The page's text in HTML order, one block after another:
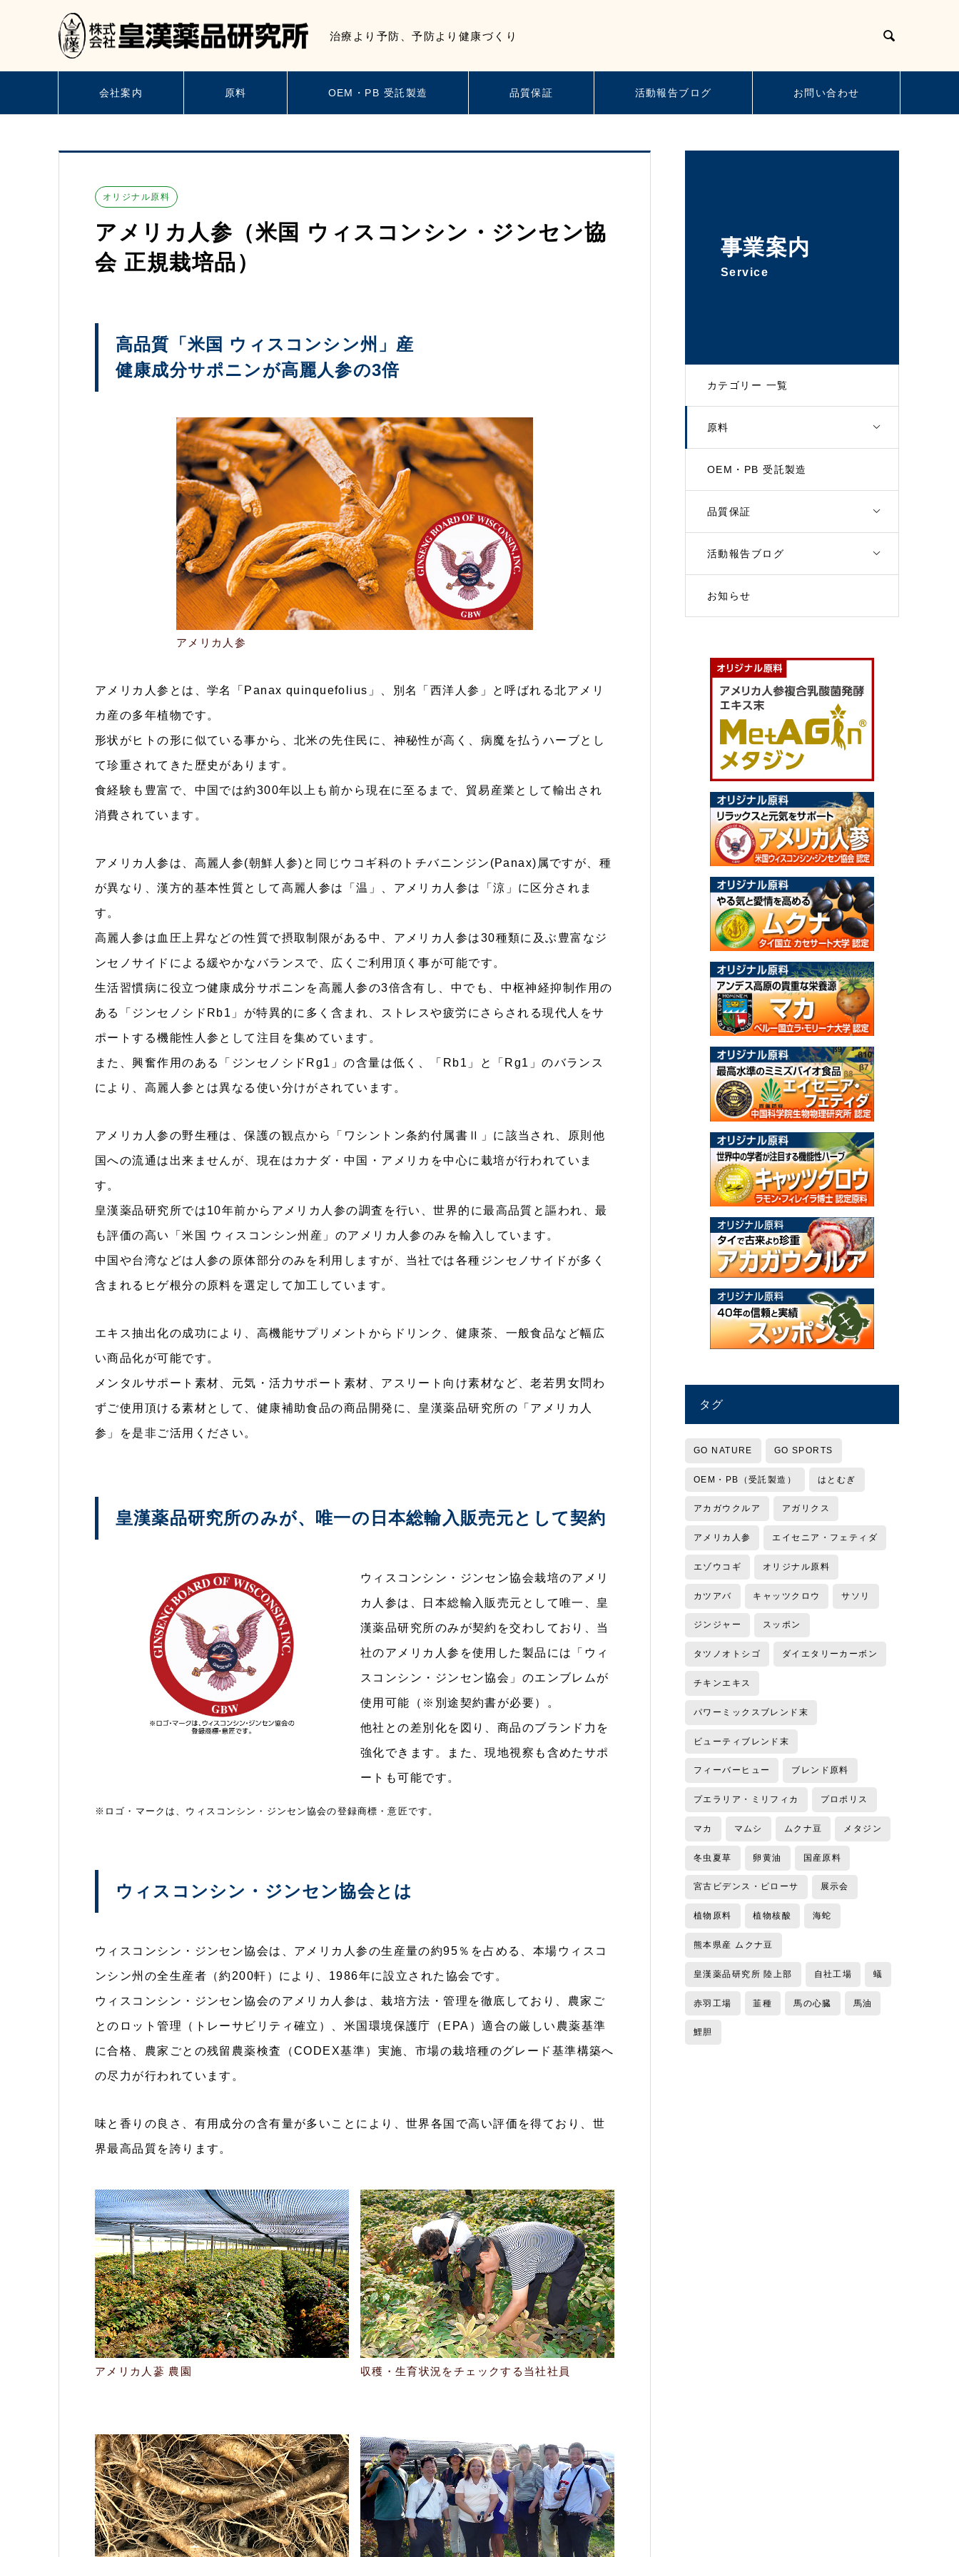
治療より予防、予防より健康づくり 
会社案内 原料 OEM・PB 受託製造 品質保証 活動報告ブログ お問い合わせ
事業案内
Service
カテゴリー 一覧
原料
OEM・PB 受託製造
品質保証
活動報告ブログ
お知らせ
オリジナル原料
アメリカ人参（米国 ウィスコンシン・ジンセン協
会 正規栽培品）
高品質「米国 ウィスコンシン州」産
健康成分サポニンが高麗人参の3倍
アメリカ人参
アメリカ人参とは、学名「Panax quinquefolius」、別名「西洋人参」と呼ばれる北アメリ
カ産の多年植物です。
形状がヒトの形に似ている事から、北米の先住民に、神秘性が高く、病魔を払うハーブとし
て珍重されてきた歴史があります。
食経験も豊富で、中国では約300年以上も前から現在に至るまで、貿易産業として輸出され
消費されています。
アメリカ人参は、高麗人参(朝鮮人参)と同じウコギ科のトチバニンジン(Panax)属ですが、種
が異なり、漢方的基本性質として高麗人参は「温」、アメリカ人参は「涼」に区分されま
す。
高麗人参は血圧上昇などの性質で摂取制限がある中、アメリカ人参は30種類に及ぶ豊富なジ
ンセノサイドによる緩やかなバランスで、広くご利用頂く事が可能です。
生活習慣病に役立つ健康成分サポニンを高麗人参の3倍含有し、中でも、中枢神経抑制作用の
ある「ジンセノシドRb1」が特異的に多く含まれ、ストレスや疲労にさらされる現代人をサ
ポートする機能性人参として注目を集めています。
また、興奮作用のある「ジンセノシドRg1」の含量は低く、「Rb1」と「Rg1」のバランス
により、高麗人参とは異なる使い分けがされています。
アメリカ人参の野生種は、保護の観点から「ワシントン条約付属書Ⅱ」に該当され、原則他
国への流通は出来ませんが、現在はカナダ・中国・アメリカを中心に栽培が行われていま
す。
皇漢薬品研究所では10年前からアメリカ人参の調査を行い、世界的に最高品質と謳われ、最
も評価の高い「米国 ウィスコンシン州産」のアメリカ人参のみを輸入しています。
中国や台湾などは人参の原体部分のみを利用しますが、当社では各種ジンセノサイドが多く
含まれるヒゲ根分の原料を選定して加工しています。
エキス抽出化の成功により、高機能サプリメントからドリンク、健康茶、一般食品など幅広
い商品化が可能です。
メンタルサポート素材、元気・活力サポート素材、アスリート向け素材など、老若男女問わ
ずご使用頂ける素材として、健康補助食品の商品開発に、皇漢薬品研究所の「アメリカ人
参」を是非ご活用ください。
皇漢薬品研究所のみが、唯一の日本総輸入販売元として契約
ウィスコンシン・ジンセン協会栽培のアメリ
カ人参は、日本総輸入販売元として唯一、皇
漢薬品研究所のみが契約を交わしており、当
社のアメリカ人参を使用した製品には「ウィ
スコンシン・ジンセン協会」のエンブレムが
使用可能（※別途契約書が必要）。
他社との差別化を図り、商品のブランド力を
強化できます。また、現地視察も含めたサポ
ートも可能です。
※ロゴ・マークは、ウィスコンシン・ジンセン協会の登録商標・意匠です。
ウィスコンシン・ジンセン協会とは
ウィスコンシン・ジンセン協会は、アメリカ人参の生産量の約95％を占める、本場ウィスコ
ンシン州の全生産者（約200軒）により、1986年に設立された協会です。
ウィスコンシン・ジンセン協会のアメリカ人参は、栽培方法・管理を徹底しており、農家ご
とのロット管理（トレーサビリティ確立）、米国環境保護庁（EPA）適合の厳しい農薬基準
に合格、農家ごとの残留農薬検査（CODEX基準）実施、市場の栽培種のグレード基準構築へ
の尽力が行われています。
味と香りの良さ、有用成分の含有量が多いことにより、世界各国で高い評価を得ており、世
界最高品質を誇ります。
アメリカ人蔘 農園 収穫・生育状況をチェックする当社社員
タグ
GO NATURE GO SPORTS
OEM・PB（受託製造） はとむぎ
アカガウクルア アガリクス
アメリカ人参 エイセニア・フェティダ
エゾウコギ オリジナル原料
カツアバ キャッツクロウ サソリ
ジンジャー スッポン
タツノオトシゴ ダイエタリーカーボン
チキンエキス
パワーミックスブレンド末
ビューティブレンド末
フィーバーヒュー ブレンド原料
プエラリア・ミリフィカ プロポリス
マカ マムシ ムクナ豆 メタジン
冬虫夏草 卵黄油 国産原料
宮古ビデンス・ピローサ 展示会
植物原料 植物核酸 海蛇
熊本県産 ムクナ豆
皇漢薬品研究所 陸上部 自社工場 蟻
赤羽工場 韮種 馬の心臓 馬油
鯉胆